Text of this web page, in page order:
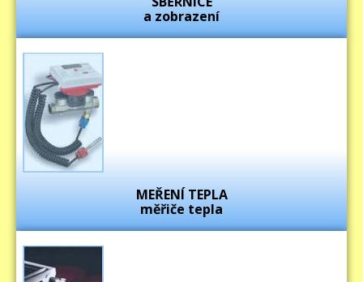
a zobrazení
MEŘENÍ TEPLA
měřiče tepla